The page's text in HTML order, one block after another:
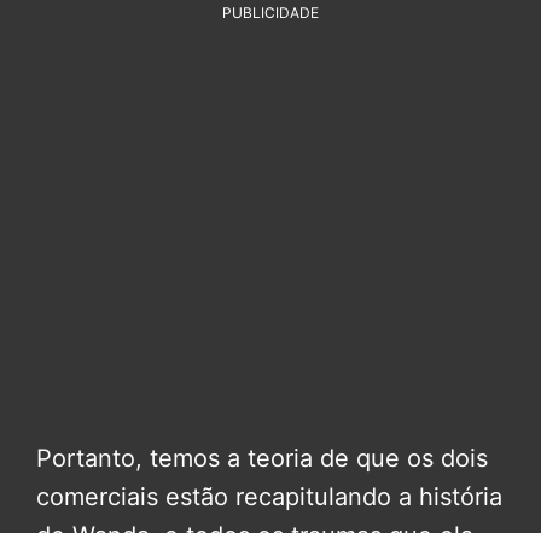
PUBLICIDADE
Portanto, temos a teoria de que os dois
comerciais estão recapitulando a história